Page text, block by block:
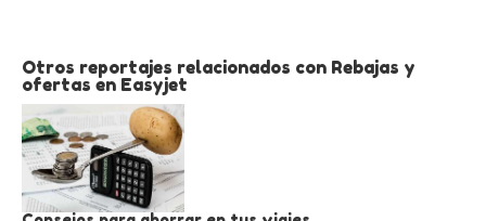
Otros reportajes relacionados con Rebajas y
ofertas en Easyjet